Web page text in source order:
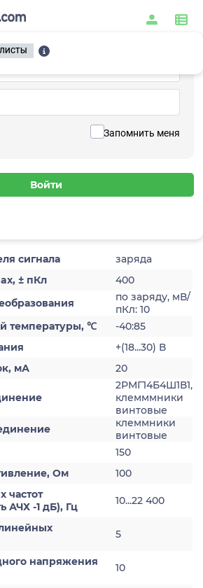
Запомнить меня
измерительные приборы и автоматика /
/ Формирователи сигналов / Преобразующие
преобразующий
сигнала
заряда
± пКл
400
по заряду, мВ/
пКл: 10
температуры, ℃
-40:85
+(18...30) В
мА
20
2РМГ14Б4Ш1В1,
клемммники
винтовые
клеммники
винтовые
150
Ом
100
частот
АЧХ -1 дБ), Гц
10...22 400
5
напряжения
10